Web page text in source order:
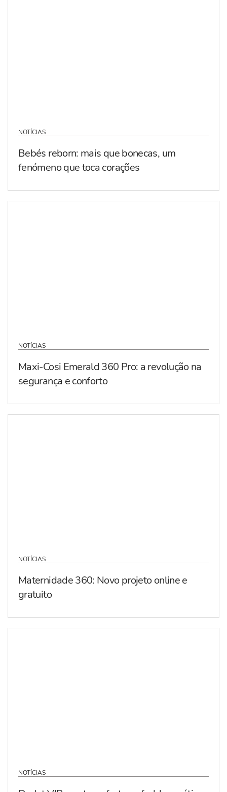
NOTÍCIAS
Bebés reborn: mais que bonecas, um
fenómeno que toca corações
NOTÍCIAS
Maxi-Cosi Emerald 360 Pro: a revolução na
segurança e conforto
NOTÍCIAS
Maternidade 360: Novo projeto online e
gratuito
NOTÍCIAS